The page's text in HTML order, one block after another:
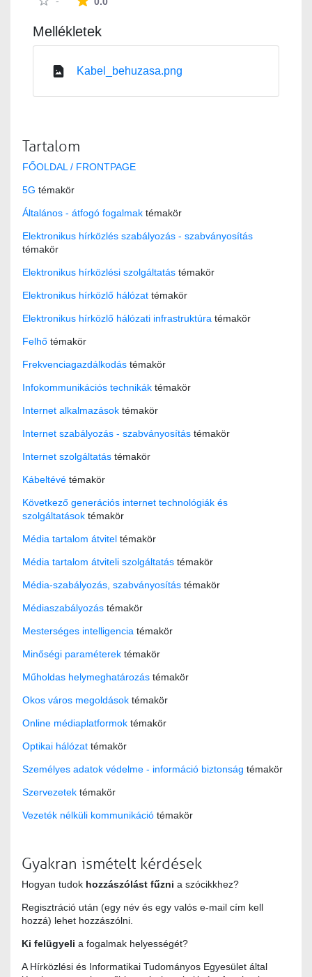
Mellékletek
Kabel_behuzasa.png
Tartalom
FŐOLDAL / FRONTPAGE
5G témakör
Általános - átfogó fogalmak témakör
Elektronikus hírközlés szabályozás - szabványosítás
témakör
Elektronikus hírközlési szolgáltatás témakör
Elektronikus hírközlő hálózat témakör
Elektronikus hírközlő hálózati infrastruktúra témakör
Felhő témakör
Frekvenciagazdálkodás témakör
Infokommunikációs technikák témakör
Internet alkalmazások témakör
Internet szabályozás - szabványosítás témakör
Internet szolgáltatás témakör
Kábeltévé témakör
Következő generációs internet technológiák és
szolgáltatások témakör
Média tartalom átvitel témakör
Média tartalom átviteli szolgáltatás témakör
Média-szabályozás, szabványosítás témakör
Médiaszabályozás témakör
Mesterséges intelligencia témakör
Minőségi paraméterek témakör
Műholdas helymeghatározás témakör
Okos város megoldások témakör
Online médiaplatformok témakör
Optikai hálózat témakör
Személyes adatok védelme - információ biztonság témakör
Szervezetek témakör
Vezeték nélküli kommunikáció témakör
Gyakran ismételt kérdések
Hogyan tudok hozzászólást fűzni a szócikkhez?
Regisztráció után (egy név és egy valós e-mail cím kell
hozzá) lehet hozzászólni.
Ki felügyeli a fogalmak helyességét?
A Hírközlési és Informatikai Tudományos Egyesület által